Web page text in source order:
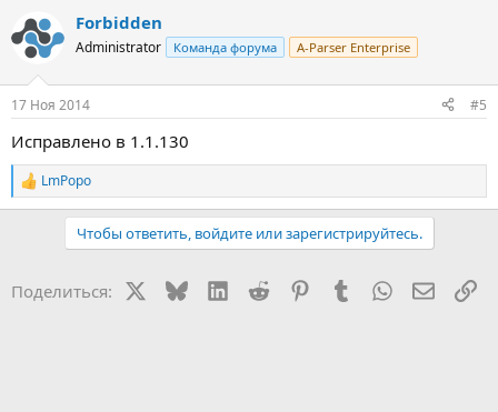
Forbidden
Administrator Команда форума A-Parser Enterprise
17 Ноя 2014 #5
Исправлено в 1.1.130
Р
е
и
LmPopo
Чтобы ответить, войдите или зарегистрируйтесь.
Поделиться: BlueskyLinkedIn
Reddit PinterestTumblr WhatsApp